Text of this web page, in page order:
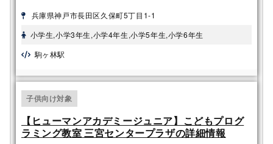
兵庫県神戸市長田区久保町5丁目1-1
小学生,小学3年生,小学4年生,小学5年生,小学6年生
駒ヶ林駅
子供向け対象
【ヒューマンアカデミージュニア】こどもプログ
ラミング教室 三宮センタープラザの詳細情報